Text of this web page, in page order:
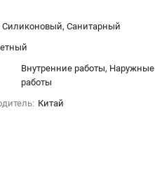
Силиконовый, Санитарный
Внутренние работы, Наружные
работы
Китай